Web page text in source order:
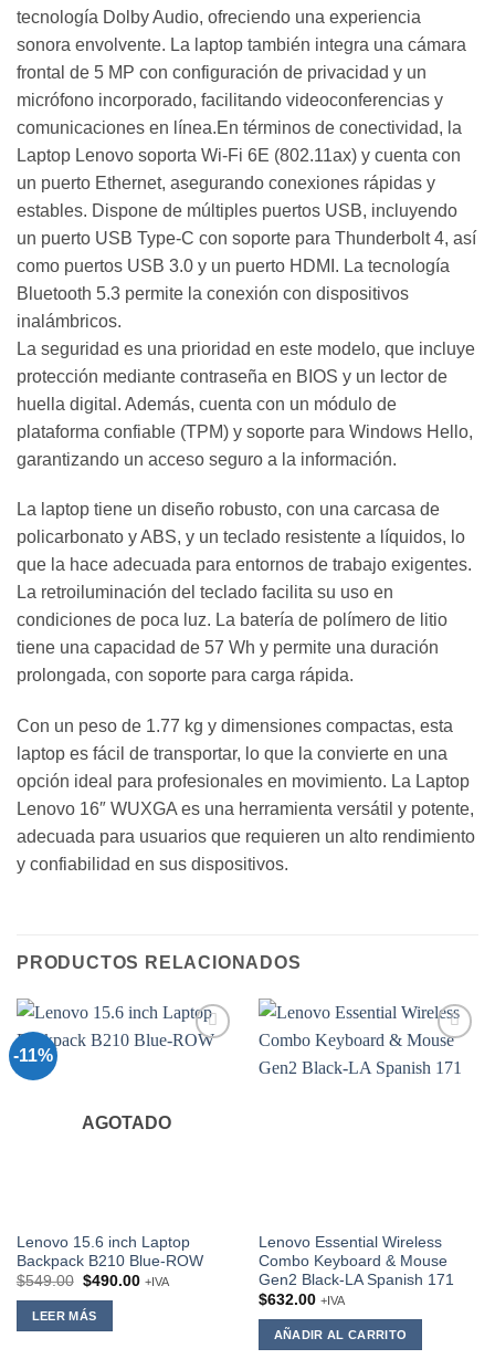
tecnología Dolby Audio, ofreciendo una experiencia
sonora envolvente. La laptop también integra una cámara
frontal de 5 MP con configuración de privacidad y un
micrófono incorporado, facilitando videoconferencias y
comunicaciones en línea.En términos de conectividad, la
Laptop Lenovo soporta Wi-Fi 6E (802.11ax) y cuenta con
un puerto Ethernet, asegurando conexiones rápidas y
estables. Dispone de múltiples puertos USB, incluyendo
un puerto USB Type-C con soporte para Thunderbolt 4, así
como puertos USB 3.0 y un puerto HDMI. La tecnología
Bluetooth 5.3 permite la conexión con dispositivos
inalámbricos.
La seguridad es una prioridad en este modelo, que incluye
protección mediante contraseña en BIOS y un lector de
huella digital. Además, cuenta con un módulo de
plataforma confiable (TPM) y soporte para Windows Hello,
garantizando un acceso seguro a la información.
La laptop tiene un diseño robusto, con una carcasa de
policarbonato y ABS, y un teclado resistente a líquidos, lo
que la hace adecuada para entornos de trabajo exigentes.
La retroiluminación del teclado facilita su uso en
condiciones de poca luz. La batería de polímero de litio
tiene una capacidad de 57 Wh y permite una duración
prolongada, con soporte para carga rápida.
Con un peso de 1.77 kg y dimensiones compactas, esta
laptop es fácil de transportar, lo que la convierte en una
opción ideal para profesionales en movimiento. La Laptop
Lenovo 16″ WUXGA es una herramienta versátil y potente,
adecuada para usuarios que requieren un alto rendimiento
y confiabilidad en sus dispositivos.
PRODUCTOS RELACIONADOS
-11%
AGOTADO
Lenovo 15.6 inch Laptop
Backpack B210 Blue-ROW
$549.00 Original
was:
$549.00.
$490.00Current
+IVA
LEER MÁS
wishlist
Lenovo Essential Wireless
Combo Keyboard & Mouse
Gen2 Black-LA Spanish 171
$632.00 +IVA
AÑADIR AL CARRITO